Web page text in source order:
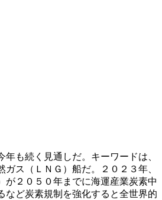
も続く見通しだ。キーワードは、
ス（ＬＮＧ）船だ。２０２３年、
が２０５０年までに海運産業炭素中
など炭素規制を強化すると全世界的